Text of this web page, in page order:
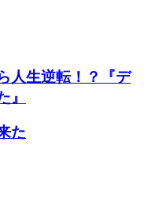
人生逆転！？『デ
』
た